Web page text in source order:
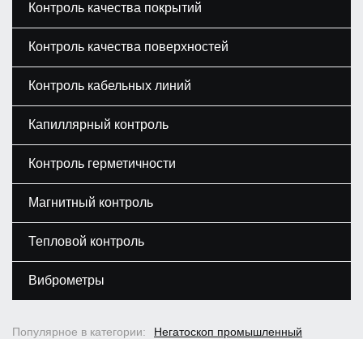
Контроль качества покрытий
Контроль качества поверхностей
Контроль кабельных линий
Капиллярный контроль
Контроль герметичности
Магнитный контроль
Тепловой контроль
Виброметры
Популярное в категории:
Негатоскоп промышленный